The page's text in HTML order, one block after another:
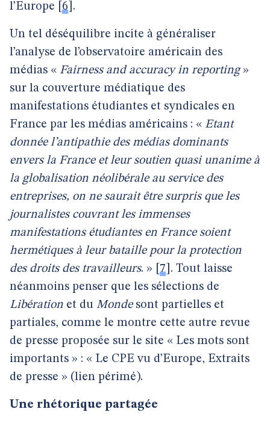
l’Europe
6 .
Un tel déséquilibre incite à généraliser
l’analyse de l’observatoire américain des
médias « Fairness and accuracy in reporting»
sur la couverture médiatique des
manifestations étudiantes et syndicales en
France par les médias américains : « Etant
donnée l’antipathie des médias dominants
envers la France et leur soutien quasi unanime à
la globalisation néolibérale au service des
entreprises, on ne saurait être surpris que les
journalistes couvrant les immenses
manifestations étudiantes en France soient
hermétiques à leur bataille pour la protection
des droits des travailleurs. » 7 . Tout laisse
néanmoins penser que les sélections de
Libération et du Mondesont partielles et
partiales, comme le montre cette autre revue
de presse proposée sur le site « Les mots sont
importants » : « Le CPE vu d’Europe, Extraits
de presse » (lien périmé).
Une rhétorique partagée